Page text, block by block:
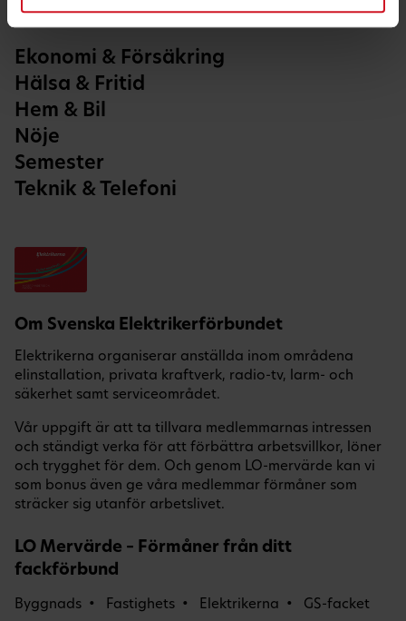
Ekonomi & Försäkring
Hälsa & Fritid
Hem & Bil
Nöje
Semester
Teknik & Telefoni
Om Svenska Elektrikerförbundet
Elektrikerna organiserar anställda inom områdena
elinstallation, privata kraftverk, radio-tv, larm- och
säkerhet samt serviceområdet.
Vår uppgift är att ta tillvara medlemmarnas intressen
och ständigt verka för att förbättra arbetsvillkor, löner
och trygghet för dem. Och genom LO-mervärde kan vi
som bonus även ge våra medlemmar förmåner som
sträcker sig utanför arbetslivet.
LO Mervärde – Förmåner från ditt
fackförbund
Byggnads Fastighets Elektrikerna GS-facket